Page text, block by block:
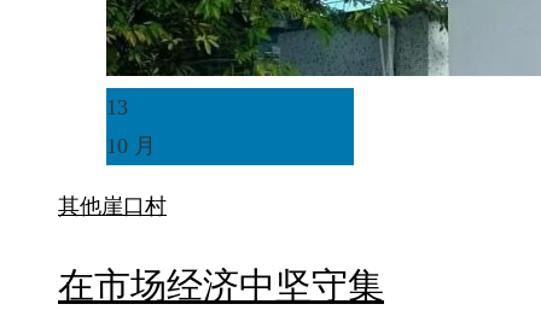
13
10 月
其他崖口村
在市场经济中坚守集